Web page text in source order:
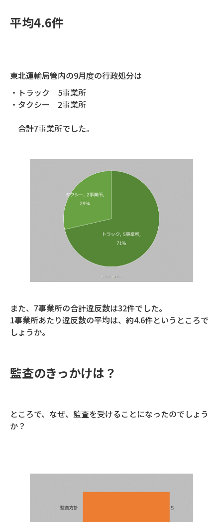
平均4.6件
東北運輸局管内の9月度の行政処分は
・トラック 5事業所
・タクシー 2事業所
合計7事業所でした。
また、7事業所の合計違反数は32件でした。
1事業所あたり違反数の平均は、約4.6件というところで
しょうか。
監査のきっかけは？
ところで、なぜ、監査を受けることになったのでしょう
か？